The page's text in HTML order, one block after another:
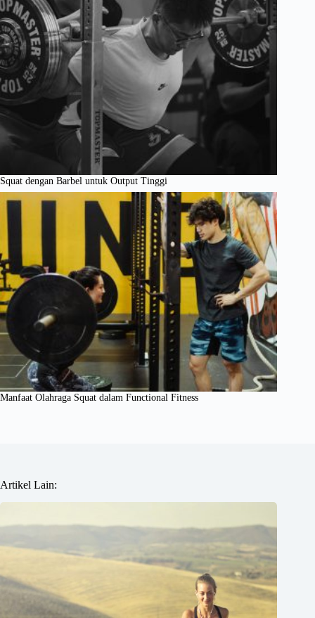
Squat dengan Barbel untuk Output Tinggi
Manfaat Olahraga Squat dalam Functional Fitness
Artikel Lain: